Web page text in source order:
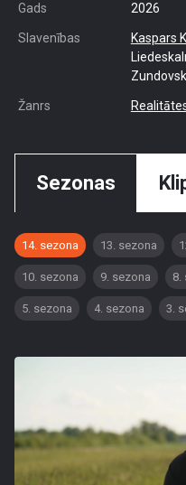
Gads 2026
Slavenības Kaspars
Žanrs
Sezonas
14. sezona 13. sezona
10. sezona 9. sezona 8.
5. sezona 4. sezona 3.